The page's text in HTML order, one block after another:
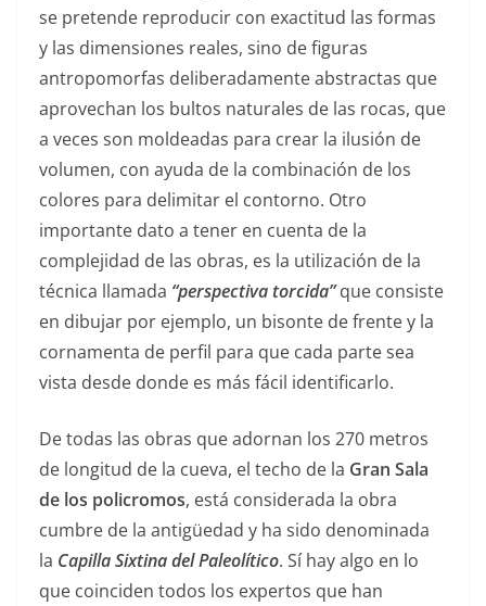
se pretende reproducir con exactitud las formas
y las dimensiones reales, sino de figuras
antropomorfas deliberadamente abstractas que
aprovechan los bultos naturales de las rocas, que
a veces son moldeadas para crear la ilusión de
volumen, con ayuda de la combinación de los
colores para delimitar el contorno. Otro
importante dato a tener en cuenta de la
complejidad de las obras, es la utilización de la
técnica llamada “perspectiva torcida”que consiste
en dibujar por ejemplo, un bisonte de frente y la
cornamenta de perfil para que cada parte sea
vista desde donde es más fácil identificarlo.
De todas las obras que adornan los 270 metros
de longitud de la cueva, el techo de la Gran Sala
de los policromos, está considerada la obra
cumbre de la antigüedad y ha sido denominada
la Capilla Sixtina del Paleolítico. Sí hay algo en lo
que coinciden todos los expertos que han